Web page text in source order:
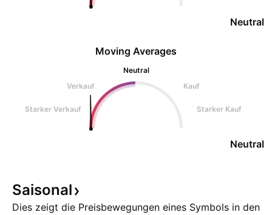
Neutral
Moving Averages
Neutral
Verkauf
Kauf
Starker Verkauf Starker Kauf
Neutral
Saisonal
Dies zeigt die Preisbewegungen eines Symbols in den